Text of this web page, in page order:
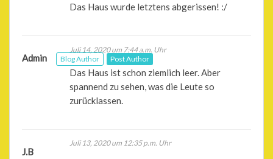
Das Haus wurde letztens abgerissen! :/
Blog Author Post Author
Admin
Juli 14, 2020 um 7:44 a.m. Uhr
Das Haus ist schon ziemlich leer. Aber
spannend zu sehen, was die Leute so
zurücklassen.
J.B
Juli 13, 2020 um 12:35 p.m. Uhr